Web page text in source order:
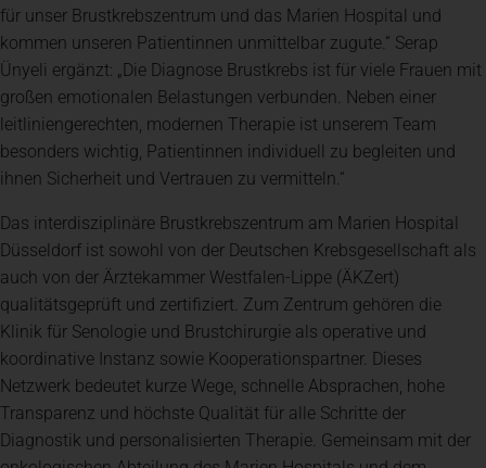
für unser Brustkrebszentrum und das Marien Hospital und
kommen unseren Patientinnen unmittelbar zugute.“ Serap
Ünyeli ergänzt: „Die Diagnose Brustkrebs ist für viele Frauen mit
großen emotionalen Belastungen verbunden. Neben einer
leitliniengerechten, modernen Therapie ist unserem Team
besonders wichtig, Patientinnen individuell zu begleiten und
ihnen Sicherheit und Vertrauen zu vermitteln.“
Das interdisziplinäre Brustkrebszentrum am Marien Hospital
Düsseldorf ist sowohl von der Deutschen Krebsgesellschaft als
auch von der Ärztekammer Westfalen-Lippe (ÄKZert)
qualitätsgeprüft und zertifiziert. Zum Zentrum gehören die
Klinik für Senologie und Brustchirurgie als operative und
koordinative Instanz sowie Kooperationspartner. Dieses
Netzwerk bedeutet kurze Wege, schnelle Absprachen, hohe
Transparenz und höchste Qualität für alle Schritte der
Diagnostik und personalisierten Therapie. Gemeinsam mit der